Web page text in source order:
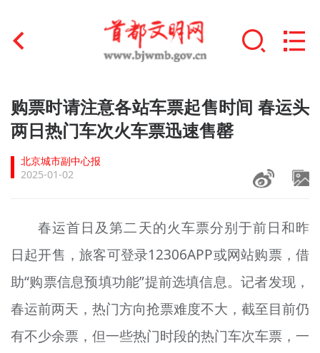
首页
文明创建
文明实践
未成年人思想道德建设
榜样人物
+
身边好人
文明评论
购票时请注意各站车票起售时间 春运头
两日热门车次火车票迅速售罄
北京城市副中心报
2025-01-02
春运首日及第二天的火车票分别于前日和昨
日起开售，旅客可登录12306APP或网站购票，借
助“购票信息预填功能”提前选填信息。记者发现，
春运前两天，热门方向抢票难度不大，截至目前仍
有不少余票，但一些热门时段的热门车次车票，一